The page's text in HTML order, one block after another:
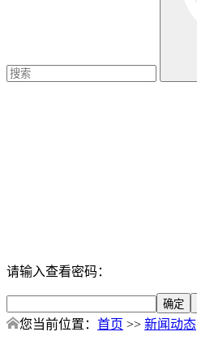
请输入查看密码：
您当前位置： 首页 >> 新闻动态